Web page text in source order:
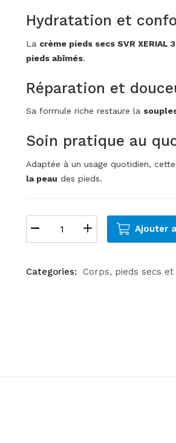
Hydratation et
La crème pieds secs SVR XERIAL
pieds abîmés.
Réparation et
Sa formule riche restaure la
Soin pratique au
Adaptée à un usage quotidien, cette
la peau des pieds.
Ajouter
Categories: Corps pieds secs